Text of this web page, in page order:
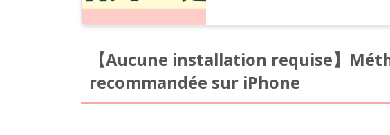
【Aucune installation requise】
recommandée sur iPhone